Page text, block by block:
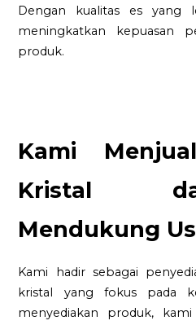
Dengan kualitas es yang
meningkatkan kepuasan
produk.
Kami
Kristal
Mendukung
Kami hadir sebagai
kristal yang fokus pada
menyediakan produk,